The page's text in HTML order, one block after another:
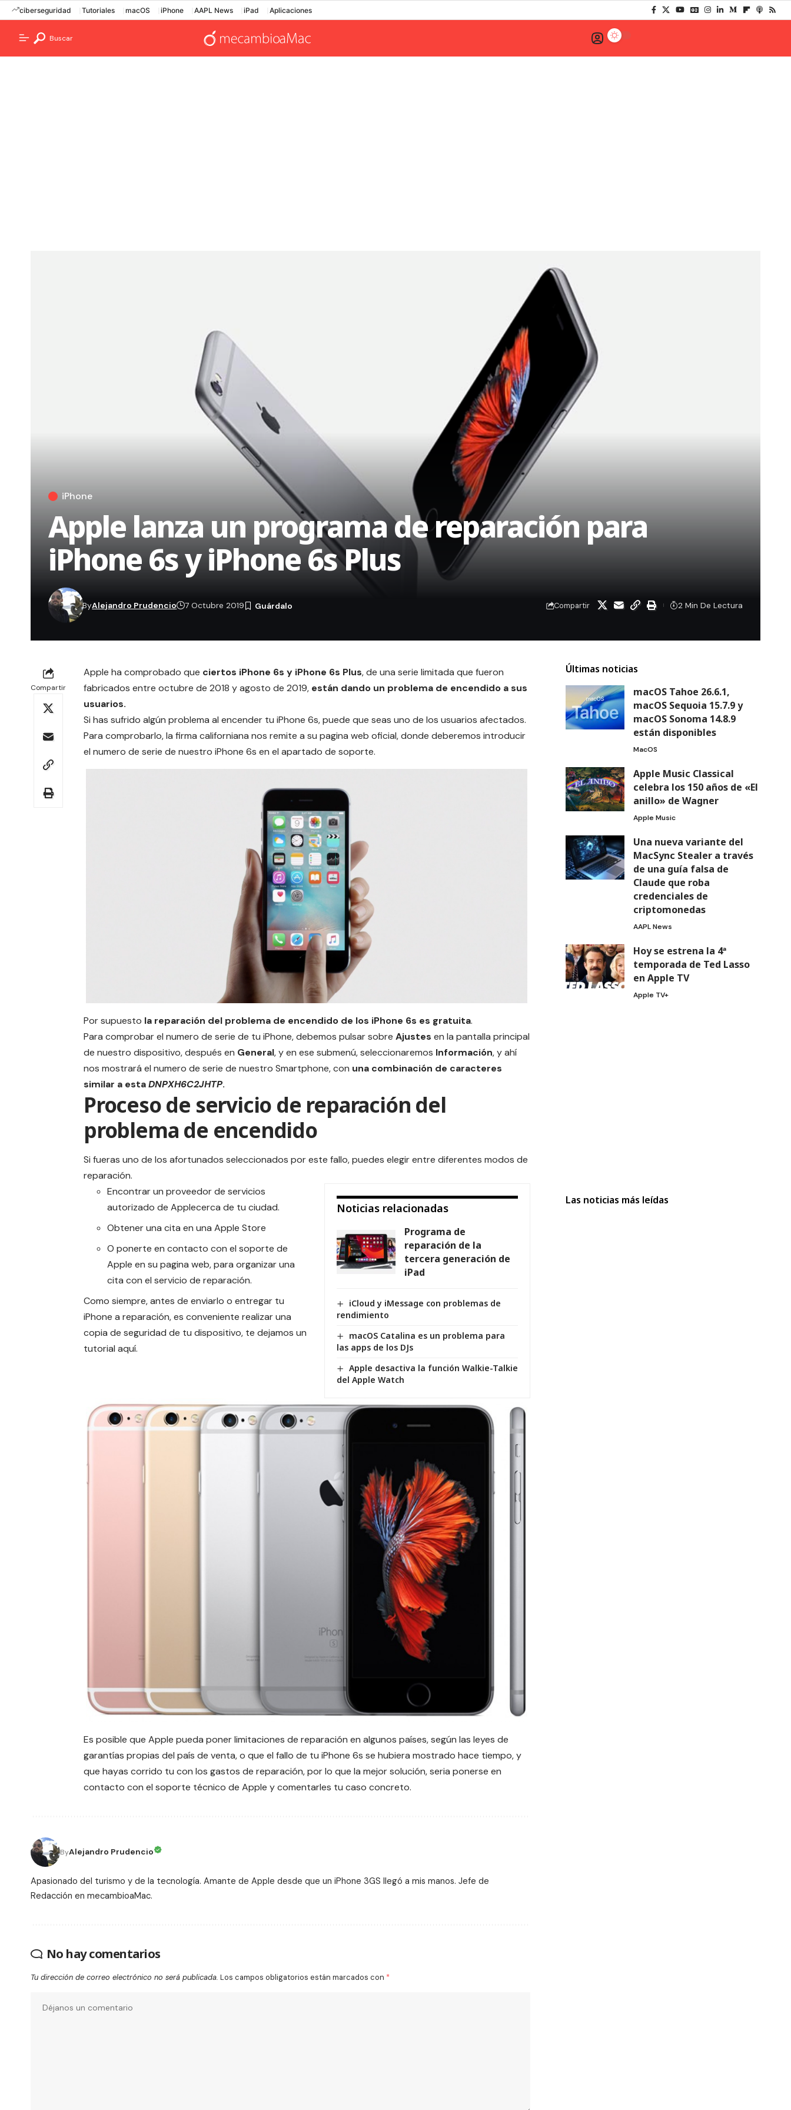
ciberseguridad Tutoriales macOS iPhone AAPL News iPad Aplicaciones
Buscar
iPhone
Apple lanza un programa de reparación para
iPhone 6s y iPhone 6s Plus
ByAlejandro Prudencio 7 Octubre 2019 Compartir 2 Min De Lectura
Compartir
Apple ha comprobado que ciertos iPhone 6s y iPhone 6s Plus, de una serie limitada que fueron
fabricados entre octubre de 2018 y agosto de 2019, están dando un problema de encendido a sus
usuarios.
Si has sufrido algún problema al encender tu iPhone 6s, puede que seas uno de los usuarios afectados.
Para comprobarlo, la firma californiana nos remite a su pagina web oficial, donde deberemos introducir
el numero de serie de nuestro iPhone 6s en el apartado de soporte.
Por supuesto la reparación del problema de encendido de los iPhone 6s es gratuita.
Para comprobar el numero de serie de tu iPhone, debemos pulsar sobre Ajustes en la pantalla principal
de nuestro dispositivo, después en General, y en ese submenú, seleccionaremos Información, y ahí
nos mostrará el numero de serie de nuestro Smartphone, con una combinación de caracteres
similar a estaDNPXH6C2JHTP.
Proceso de servicio de reparación del
problema de encendido
Si fueras uno de los afortunados seleccionados por este fallo, puedes elegir entre diferentes modos de
reparación.
Noticias relacionadas
Programa de
reparación de la
tercera generación de
iPad
iCloud y iMessage con problemas de
rendimiento
macOS Catalina es un problema para
las apps de los DJs
Apple desactiva la función Walkie-Talkie
del Apple Watch
Encontrar un proveedor de servicios
autorizado de Applecerca de tu ciudad.
Obtener una cita en una Apple Store
O ponerte en contacto con el soporte de
Apple en su pagina web, para organizar una
cita con el servicio de reparación.
Como siempre, antes de enviarlo o entregar tu
iPhone a reparación, es conveniente realizar una
copia de seguridad de tu dispositivo, te dejamos un
tutorial aquí.
Es posible que Apple pueda poner limitaciones de reparación en algunos países, según las leyes de
garantías propias del país de venta, o que el fallo de tu iPhone 6s se hubiera mostrado hace tiempo, y
que hayas corrido tu con los gastos de reparación, por lo que la mejor solución, seria ponerse en
contacto con el soporte técnico de Apple y comentarles tu caso concreto.
ByAlejandro Prudencio
Apasionado del turismo y de la tecnología. Amante de Apple desde que un iPhone 3GS llegó a mis manos. Jefe de
Redacción en mecambioaMac.
No hay comentarios
Tu dirección de correo electrónico no será publicada. Los campos obligatorios están marcados con *
Últimas noticias
macOS Tahoe 26.6.1,
macOS Sequoia 15.7.9 y
macOS Sonoma 14.8.9
están disponibles
MacOS
Apple Music Classical
celebra los 150 años de «El
anillo» de Wagner
Apple Music
Una nueva variante del
MacSync Stealer a través
de una guía falsa de
Claude que roba
credenciales de
criptomonedas
AAPL News
Hoy se estrena la 4ª
temporada de Ted Lasso
en Apple TV
Apple TV+
Las noticias más leídas